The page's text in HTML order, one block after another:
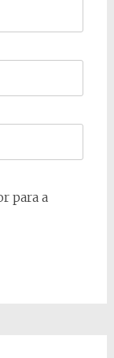
para a